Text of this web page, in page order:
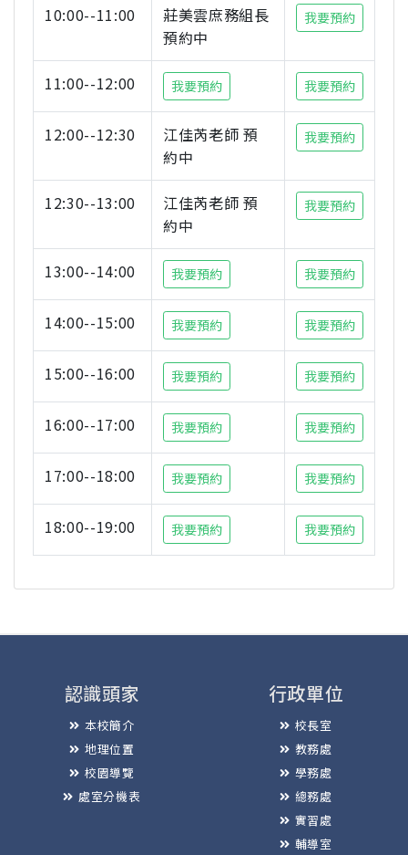
10:00--11:00
莊美雲庶務組長
預約中
我要預約
11:00--12:00 我要預約 我要預約
12:00--12:30
江佳芮老師 預
約中
我要預約
12:30--13:00
江佳芮老師 預
約中
我要預約
13:00--14:00 我要預約 我要預約
14:00--15:00 我要預約 我要預約
15:00--16:00 我要預約 我要預約
16:00--17:00 我要預約 我要預約
17:00--18:00 我要預約 我要預約
18:00--19:00 我要預約 我要預約
認識頭家
本校簡介
地理位置
校園導覽
處室分機表
行政單位
校長室
教務處
學務處
總務處
實習處
輔導室